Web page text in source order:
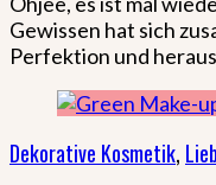
Gewissen hat sich
Perfektion und
Dekorative Kosmetik,